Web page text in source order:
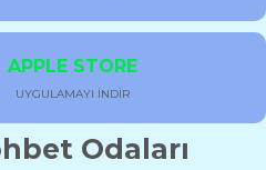
APPLE STORE
UYGULAMAYI İNDİR
Odaları